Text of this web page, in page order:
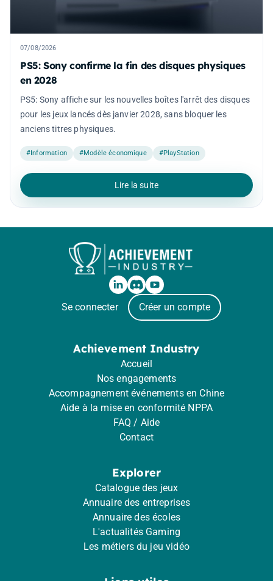
07/08/2026
PS5: Sony confirme la fin des disques physiques
en 2028
PS5: Sony affiche sur les nouvelles boîtes l'arrêt des disques
pour les jeux lancés dès janvier 2028, sans bloquer les
anciens titres physiques.
#Information #Modèle économique #PlayStation
Lire la suite
Se connecter Créer un compte
Achievement Industry
Accueil
Nos engagements
Accompagnement événements en Chine
Aide à la mise en conformité NPPA
FAQ / Aide
Contact
Explorer
Catalogue des jeux
Annuaire des entreprises
Annuaire des écoles
L'actualités Gaming
Les métiers du jeu vidéo